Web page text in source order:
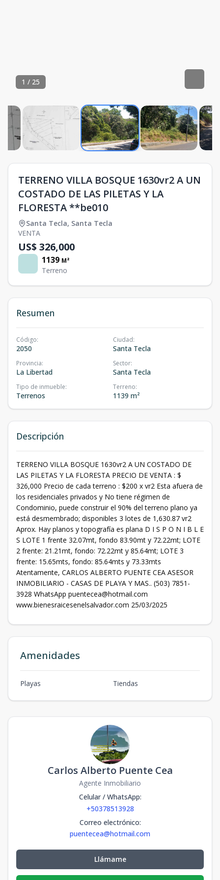
1 / 25
TERRENO VILLA BOSQUE 1630vr2 A UN
COSTADO DE LAS PILETAS Y LA
FLORESTA **be010
Santa Tecla, Santa Tecla
VENTA
US$ 326,000
1139 M²
Terreno
Resumen
Código:
2050
Ciudad:
Santa Tecla
Provincia:
La Libertad
Sector:
Santa Tecla
Tipo de inmueble:
Terrenos
Terreno:
1139 m²
Descripción
TERRENO VILLA BOSQUE 1630vr2 A UN COSTADO DE
LAS PILETAS Y LA FLORESTA PRECIO DE VENTA : $
326,000 Precio de cada terreno : $200 x vr2 Esta afuera de
los residenciales privados y No tiene régimen de
Condominio, puede construir el 90% del terreno plano ya
está desmembrado; disponibles 3 lotes de 1,630.87 vr2
Aprox. Hay planos y topografía es plana D I S P O N I B L E
S LOTE 1 frente 32.07mt, fondo 83.90mt y 72.22mt; LOTE
2 frente: 21.21mt, fondo: 72.22mt y 85.64mt; LOTE 3
frente: 15.65mts, fondo: 85.64mts y 73.33mts
Atentamente, CARLOS ALBERTO PUENTE CEA ASESOR
INMOBILIARIO - CASAS DE PLAYA Y MAS.. (503) 7851-
3928 WhatsApp puentecea@hotmail.com
www.bienesraicesenelsalvador.com 25/03/2025
Amenidades
Playas Tiendas
Carlos Alberto Puente Cea
Agente Inmobiliario
Celular / WhatsApp:
+50378513928
Correo electrónico:
puentecea@hotmail.com
Llámame